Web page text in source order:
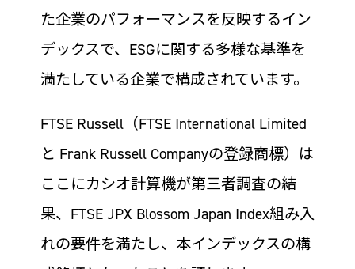
た企業のパフォーマンスを反映するイン
デックスで、ESGに関する多様な基準を
満たしている企業で構成されています。
FTSE Russell（FTSE International Limited
と Frank Russell Companyの登録商標）は
ここにカシオ計算機が第三者調査の結
果、FTSE JPX Blossom Japan Index組み入
れの要件を満たし、本インデックスの構